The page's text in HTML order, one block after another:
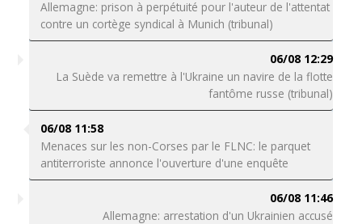
Allemagne: prison à perpétuité pour l'auteur de l'attentat
contre un cortège syndical à Munich (tribunal)
06/08 12:29
La Suède va remettre à l'Ukraine un navire de la flotte
fantôme russe (tribunal)
06/08 11:58
Menaces sur les non-Corses par le FLNC: le parquet
antiterroriste annonce l'ouverture d'une enquête
06/08 11:46
Allemagne: arrestation d'un Ukrainien accusé